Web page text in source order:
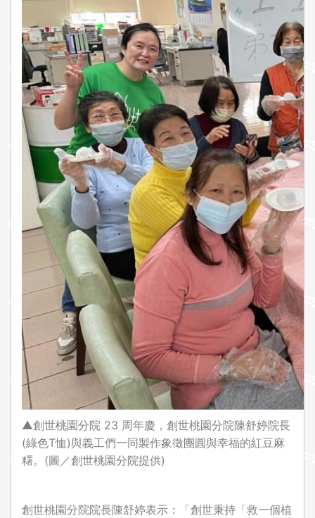
▲創世桃園分院 23 周年慶，創世桃園分院陳舒婷院長
(綠色T恤)與義工們一同製作象徵團圓與幸福的紅豆麻
糬。(圖／創世桃園分院提供)
創世桃園分院院長陳舒婷表示：「創世秉持「救一個植